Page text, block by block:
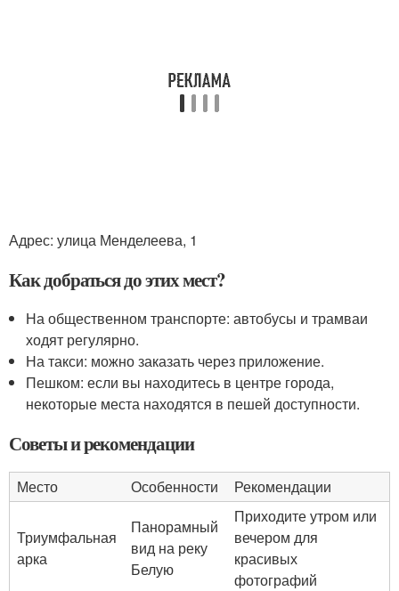
Адрес: улица Менделеева, 1
Как добраться до этих мест?
На общественном транспорте: автобусы и трамваи
ходят регулярно.
На такси: можно заказать через приложение.
Пешком: если вы находитесь в центре города,
некоторые места находятся в пешей доступности.
Советы и рекомендации
Место Особенности Рекомендации
Триумфальная
арка
Панорамный
вид на реку
Белую
Приходите утром или
вечером для
красивых
фотографий